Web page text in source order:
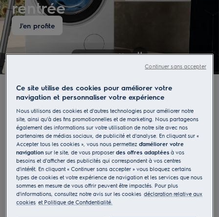
rentrée
J'en profite
Nos catégories
Cuisson Soin du linge
Réfrigérateur et congélateur
Lave-vaisselle Aspirateur
Ce site utilise des cookies pour améliorer votre
navigation et personnaliser votre expérience
Nous utilisons des cookies et d'autres technologies pour améliorer notre
site, ainsi qu'à des fins promotionnelles et de marketing. Nous partageons
également des informations sur votre utilisation de notre site avec nos
partenaires de médias sociaux, de publicité et d'analyse. En cliquant sur «
Accepter tous les cookies », vous nous permettezd'améliorer votre
navigation sur le site, de vous proposerdes offres adaptées à vos
besoins et d'afficher des publicités qui correspondent à vos centres
d'intérêt. En cliquant « Continuer sans accepter » vous bloquez certains
types de cookies et votre expérience de navigation et les services que nous
sommes en mesure de vous offrir peuvent être impactés. Pour plus
d'informations, consultez notre avis sur les cookies déclaration relative aux
cookies et Politique de Confidentialité.
Continuer sans accepter